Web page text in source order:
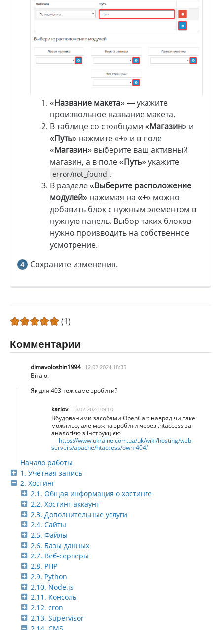
Начало работы
1. Учётная запись
2. Хостинг
2.1. Общая информация о хостинге
2.2. Хостинг-аккаунт
2.3. Дополнительные услуги
2.4. Сайты
2.5. Файлы
2.6. Базы данных
2.7. Веб-серверы
2.8. PHP
2.9. Python
2.10. Node.js
2.11. Консоль
2.12. cron
2.13. Supervisor
«Название макета» — укажите
произвольное название макета.
В таблице со столбцами «Магазин» и
«Путь» нажмите «+» и в поле
«Магазин» выберите ваш активный
магазин, а в поле «Путь» укажите
error/not_found .
В разделе «Выберите расположение
модулей» нажимая на «+» можно
добавить блок с нужным элементом в
нужную панель. Выбор таких блоков
нужно производить на собственное
усмотрение.
Сохраните изменения.
(1)
Комментарии
dimavoloshin1994 12.02.2024 18:35
Вітаю.
Як для 403 теж саме зробити?
karlov 13.02.2024 09:00
Вбудованими засобами OpenCart навряд чи таке
можливо, але можна зробити через .htaccess за
аналогією з інструкцією
— https://www.ukraine.com.ua/uk/wiki/hosting/web-
servers/apache/htaccess/own-404/